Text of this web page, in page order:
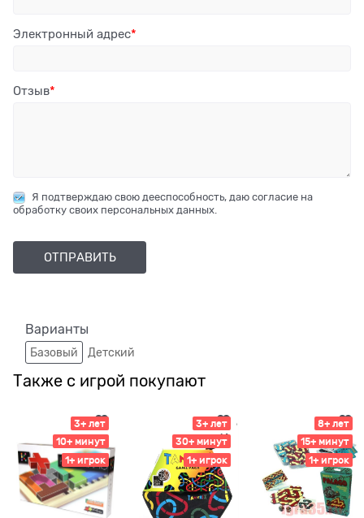
Электронный адрес
Отзыв
Я подтверждаю свою дееспособность, даю согласие на
обработку своих персональных данных.
Варианты
Базовый Детский
Также с игрой покупают
3+ лет
10+ минут
1+ игрок
3+ лет
30+ минут
1+ игрок
8+ лет
15+ минут
1+ игрок